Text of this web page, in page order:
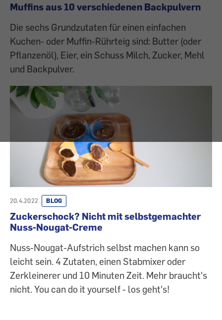
Muffins aus 10 verschiedenen Backpulvern
Die sechs Grundzutaten für einen einfachen
Kuchen- oder Muffin-Rührteig sind: Butter (oder
Pflanzenöl), Eier, ein Schuss Milch, Zucker, Mehl
und Backpulver.
20.4.2022 BLOG
Zuckerschock? Nicht mit selbstgemachter
Nuss-Nougat-Creme
Nuss-Nougat-Aufstrich selbst machen kann so
leicht sein. 4 Zutaten, einen Stabmixer oder
Zerkleinerer und 10 Minuten Zeit. Mehr braucht's
nicht. You can do it yourself - los geht's!